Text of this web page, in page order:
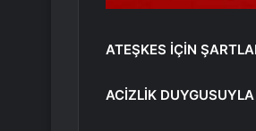
ATEŞKES İÇİN
ACİZLİK